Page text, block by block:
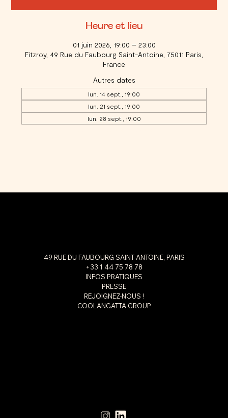
Heure et lieu
01 juin 2026, 19:00 – 23:00
Fitzroy, 49 Rue du Faubourg Saint-Antoine, 75011 Paris,
France
Autres dates
lun. 14 sept., 19:00
lun. 21 sept., 19:00
lun. 28 sept., 19:00
49 RUE DU FAUBOURG SAINT-ANTOINE, PARIS
+33 1 44 75 78 78
INFOS PRATIQUES
PRESSE
REJOIGNEZ-NOUS !
COOLANGATTA GROUP